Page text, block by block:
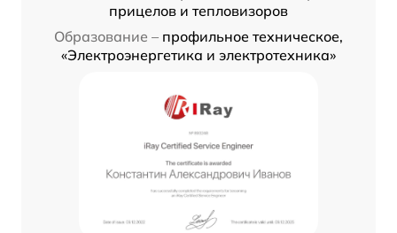
прицелов и тепловизоров
Образование – профильное техническое,
«Электроэнергетика и электротехника»